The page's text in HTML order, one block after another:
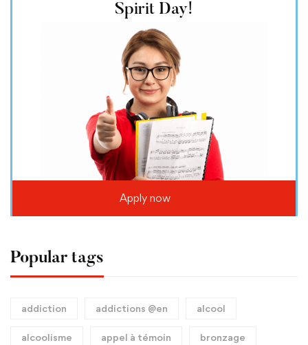
Spirit Day!
Apply now
Popular tags
addiction addictions @en alcool
alcoolisme appel à témoin bronzage